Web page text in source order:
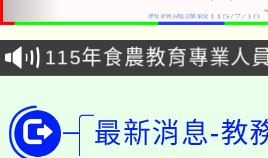
淨零綠生活教案入校路
會
115年食農教育專業人
程
學期銜接期間理賠案件
學籍身 分審查程序及
版
淨零綠領人才培育課程
公告本校115學年度第
最新消息-教